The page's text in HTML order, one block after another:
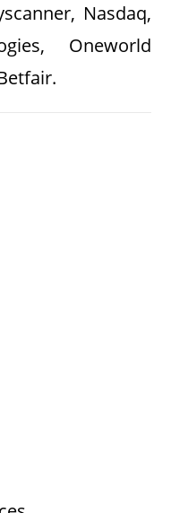
Nasdaq,
Oneworld